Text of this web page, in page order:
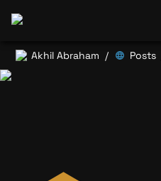
Akhil Abraham / Posts